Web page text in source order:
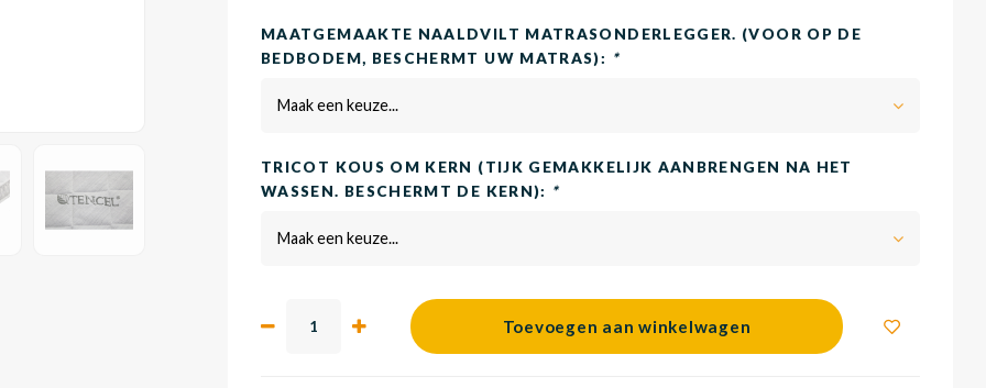
MAATGEMAAKTE NAALDVILT MATRASONDERLEGGER. (VOOR OP DE
BEDBODEM, BESCHERMT UW MATRAS): *
Maak een keuze...
TRICOT KOUS OM KERN (TIJK GEMAKKELIJK AANBRENGEN NA HET
WASSEN. BESCHERMT DE KERN): *
Maak een keuze...
Toevoegen aan winkelwagen